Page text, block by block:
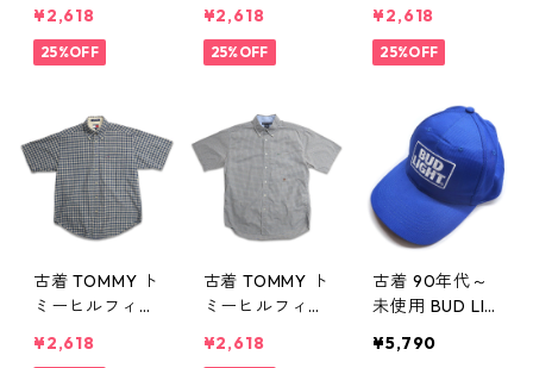
ャツ ブリーチ
加工 表記：XL
¥2,618
25%OFF
袖シャツ ボッ
クス ブラック
0
¥2,618
25%OFF
袖シャツ ボッ
クス ベージュ
9933n w6063
¥2,618
25%OFF
古着 TOMMY ト
ミーヒルフィガ
ボタンダウンシ
¥2,618
古着 TOMMY ト
ミーヒルフィガ
ボタンダウンシ
¥2,618
古着 90年代～
未使用 BUD LIG
ロゴ 刺繍 キャ
¥5,790